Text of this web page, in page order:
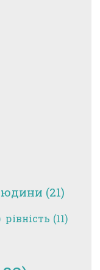
(21)
рівність (11)